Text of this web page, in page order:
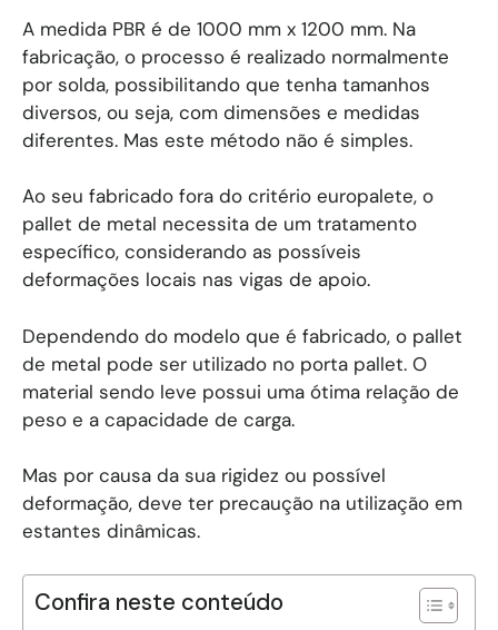
A medida PBR é de 1000 mm x 1200 mm. Na
fabricação, o processo é realizado normalmente
por solda, possibilitando que tenha tamanhos
diversos, ou seja, com dimensões e medidas
diferentes. Mas este método não é simples.
Ao seu fabricado fora do critério europalete, o
pallet de metal necessita de um tratamento
específico, considerando as possíveis
deformações locais nas vigas de apoio.
Dependendo do modelo que é fabricado, o pallet
de metal pode ser utilizado no porta pallet. O
material sendo leve possui uma ótima relação de
peso e a capacidade de carga.
Mas por causa da sua rigidez ou possível
deformação, deve ter precaução na utilização em
estantes dinâmicas.
Confira neste conteúdo